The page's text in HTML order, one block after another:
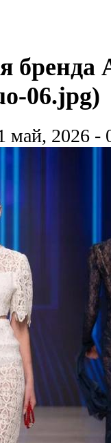
бренда
06.jpg)
май, 2026 -